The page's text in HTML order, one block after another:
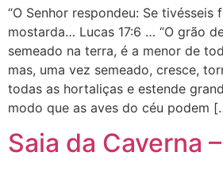
“O Senhor respondeu: Se
mostarda… Lucas 17:6 … “O grão
semeado na terra, é a menor de
mas, uma vez semeado, cresce,
todas as hortaliças e estende
modo que as aves do céu podem
Saia da Caverna